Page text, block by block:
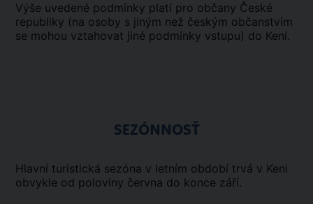
Výše uvedené podmínky platí pro občany České
republiky (na osoby s jiným než českým občanstvím
se mohou vztahovat jiné podmínky vstupu) do Keni.
SEZÓNNOSŤ
Hlavní turistická sezóna v letním období trvá v Keni
obvykle od poloviny června do konce září.